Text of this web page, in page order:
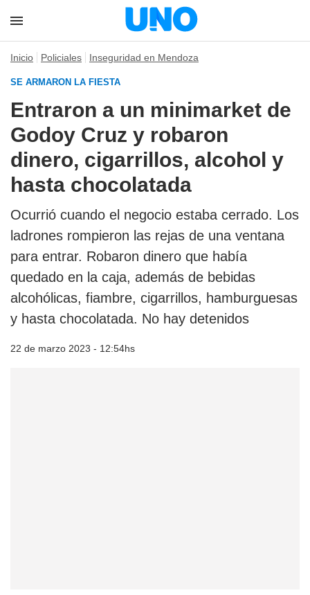
Inicio Policiales Inseguridad en Mendoza
SE ARMARON LA FIESTA
Entraron a un minimarket de
Godoy Cruz y robaron
dinero, cigarrillos, alcohol y
hasta chocolatada
Ocurrió cuando el negocio estaba cerrado. Los
ladrones rompieron las rejas de una ventana
para entrar. Robaron dinero que había
quedado en la caja, además de bebidas
alcohólicas, fiambre, cigarrillos, hamburguesas
y hasta chocolatada. No hay detenidos
22 de marzo 2023 - 12:54hs